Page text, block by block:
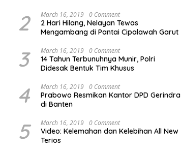
2 March 16, 2019 0 Comment
2 Hari Hilang, Nelayan Tewas
Mengambang di Pantai Cipalawah Garut
3 March 16, 2019 0 Comment
14 Tahun Terbunuhnya Munir, Polri
Didesak Bentuk Tim Khusus
4 March 16, 2019 0 Comment
Prabowo Resmikan Kantor DPD Gerindra
di Banten
5 March 16, 2019 0 Comment
Video: Kelemahan dan Kelebihan All New
Terios